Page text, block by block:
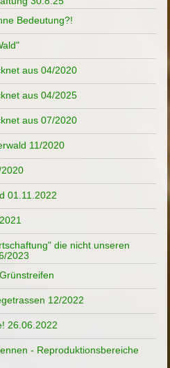
Bedeutung?!
aus 04/2020
aus 04/2025
aus 07/2020
11/2020
01.11.2022
die nicht unseren
2023
12/2022
26.06.2022
- Reproduktionsbereiche